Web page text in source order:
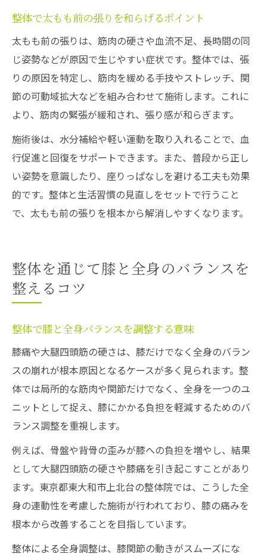
整体で太もも前の張りを和らげるポイント
太もも前の張りは、筋肉の硬さや血流不足、長時間の同
じ姿勢などが原因で生じやすい症状です。整体では、張
りの原因を特定し、筋肉を緩める手技やストレッチ、関
節の可動域拡大などを組み合わせて施術します。これに
より、筋肉の緊張が緩和され、張り感が和らぎます。
施術後は、水分補給や軽い運動を取り入れることで、血
行促進と回復をサポートできます。また、普段から正し
い姿勢を意識したり、座りっぱなしを避ける工夫も効果
的です。整体と生活習慣の見直しをセットで行うこと
で、太もも前の張りを根本から解消しやすくなります。
整体を通じて膝と全身のバランスを
整えるコツ
整体で膝と全身バランスを調整する意味
膝痛や大腿四頭筋の硬さは、膝だけでなく全身のバラン
スの崩れが根本原因となるケースが多く見られます。整
体では局所的な筋肉や関節だけでなく、全身を一つのユ
ニットとして捉え、膝にかかる負担を軽減するためのバ
ランス調整を重視します。
例えば、骨盤や背骨の歪みが膝への負担を増やし、結果
として大腿四頭筋の硬さや膝痛を引き起こすことがあり
ます。東京都東大和市上北台の整体院では、こうした全
身の連動性を考慮した施術が行われており、膝の痛みを
根本から改善することを目指しています。
整体による全身調整は、膝関節の動きがスムーズにな